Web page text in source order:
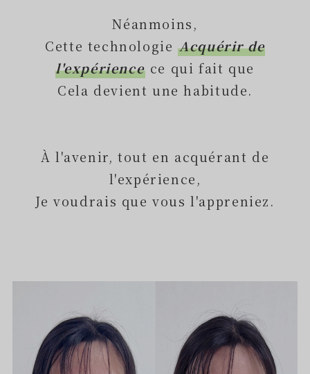
Néanmoins,
Cette technologieAcquérir de
l'expérience ce qui fait que
Cela devient une habitude.
À l'avenir, tout en acquérant de
l'expérience,
Je voudrais que vous l'appreniez.